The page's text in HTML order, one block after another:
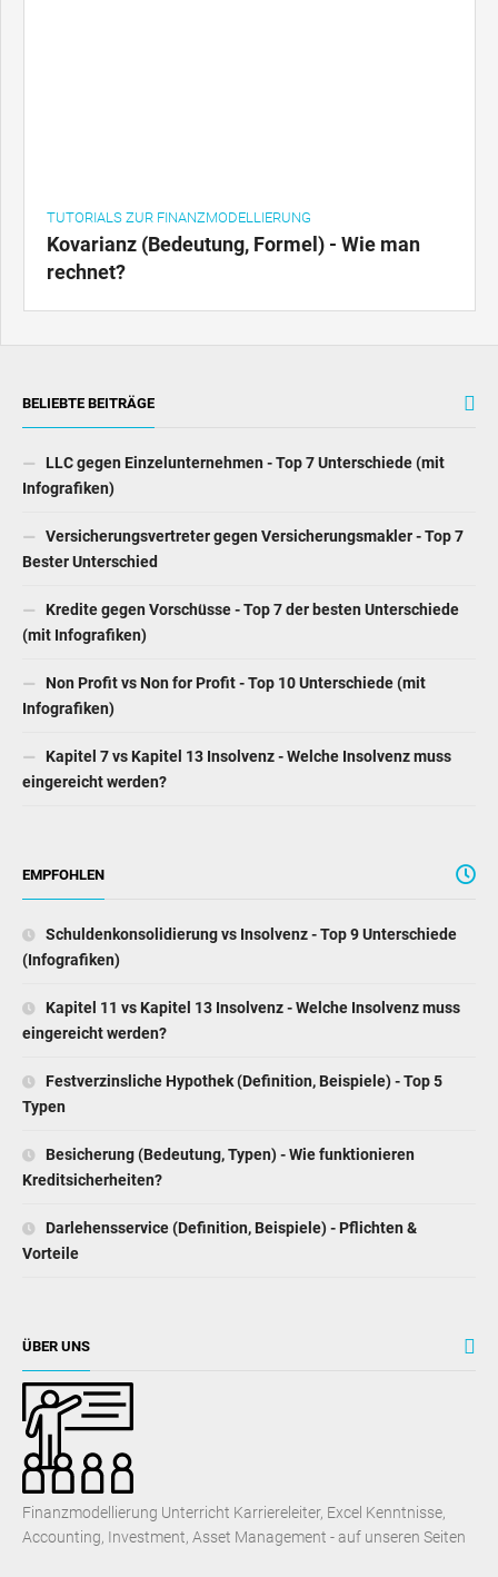
TUTORIALS ZUR FINANZMODELLIERUNG
Kovarianz (Bedeutung, Formel) - Wie man
rechnet?
BELIEBTE BEITRÄGE
LLC gegen Einzelunternehmen - Top 7 Unterschiede (mit
Infografiken)
Versicherungsvertreter gegen Versicherungsmakler - Top 7
Bester Unterschied
Kredite gegen Vorschüsse - Top 7 der besten Unterschiede
(mit Infografiken)
Non Profit vs Non for Profit - Top 10 Unterschiede (mit
Infografiken)
Kapitel 7 vs Kapitel 13 Insolvenz - Welche Insolvenz muss
eingereicht werden?
EMPFOHLEN
Schuldenkonsolidierung vs Insolvenz - Top 9 Unterschiede
(Infografiken)
Kapitel 11 vs Kapitel 13 Insolvenz - Welche Insolvenz muss
eingereicht werden?
Festverzinsliche Hypothek (Definition, Beispiele) - Top 5
Typen
Besicherung (Bedeutung, Typen) - Wie funktionieren
Kreditsicherheiten?
Darlehensservice (Definition, Beispiele) - Pflichten &
Vorteile
ÜBER UNS
Finanzmodellierung Unterricht Karriereleiter, Excel Kenntnisse,
Accounting, Investment, Asset Management - auf unseren Seiten